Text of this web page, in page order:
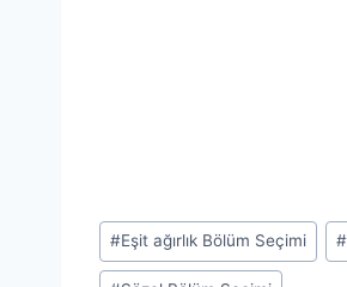
Post
Tags:
#Eşit ağırlık Bölüm Seçimi #